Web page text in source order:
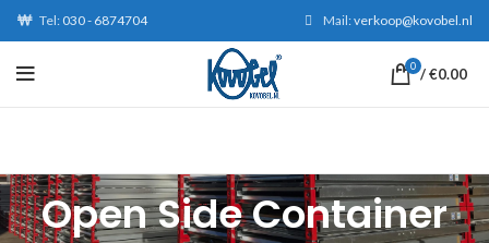
Tel: 030 - 6874704 Mail:verkoop@kovobel.nl
0 /€0.00
Open Side Container